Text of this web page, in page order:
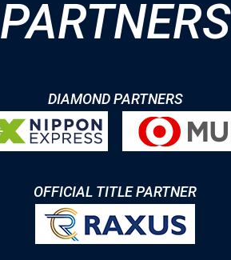
PARTNERS
DIAMOND PARTNERS
OFFICIAL TITLE PARTNER